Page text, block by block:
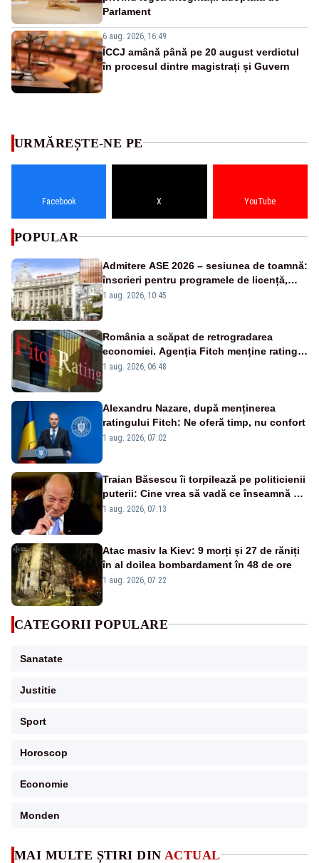
Parlament
6 aug. 2026, 16:49
ÎCCJ amână până pe 20 august verdictul
în procesul dintre magistrați și Guvern
MAI MULTE ȘTIRI DIN ACTUAL
URMĂREȘTE-NE PE
Facebook X YouTube
POPULAR
Admitere ASE 2026 – sesiunea de toamnă:
înscrieri pentru programele de licență,
masterat și doctorat
1 aug. 2026, 10:45
România a scăpat de retrogradarea
economiei. Agenția Fitch menține ratingul
„BBB-” cu perspectivă negativă
1 aug. 2026, 06:48
Alexandru Nazare, după menținerea
ratingului Fitch: Ne oferă timp, nu confort
1 aug. 2026, 07:02
Traian Băsescu îi torpilează pe politicienii
puterii: Cine vrea să vadă ce înseamnă să
fii prost, se uită la România
1 aug. 2026, 07:13
Atac masiv la Kiev: 9 morți și 27 de răniți
în al doilea bombardament în 48 de ore
1 aug. 2026, 07:22
CATEGORII POPULARE
Sanatate
Justitie
Sport
Horoscop
Economie
Monden